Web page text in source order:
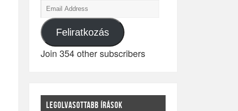
Feliratkozás
Join 354 other subscribers
LEGOLVASOTTABB ÍRÁSOK